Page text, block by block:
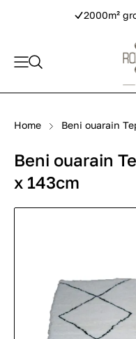
2000m²
Home Beni ouarain
Beni ouarain
x 143cm